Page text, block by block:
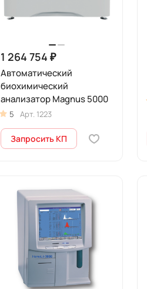
1 264 754 ₽
Автоматический
биохимический
анализатор Magnus 5000
5 Арт. 1223
Запросить КП